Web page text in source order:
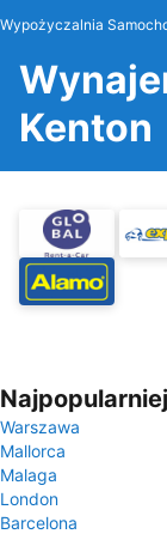
Wypożyczalnia
Kenton
Warszawa
Mallorca
Malaga
London
Barcelona